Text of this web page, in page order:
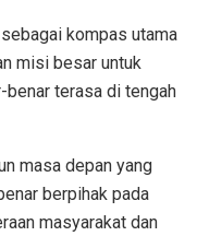
kompas utama
misi besar untuk
benar terasa di tengah
masa depan yang
berpihak pada
masyarakat dan